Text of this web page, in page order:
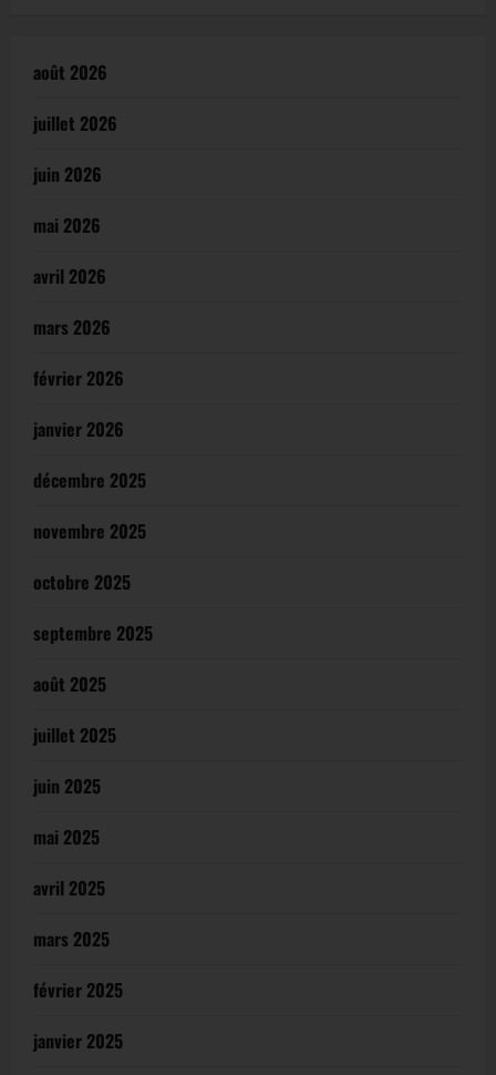
août 2026
juillet 2026
juin 2026
mai 2026
avril 2026
mars 2026
février 2026
janvier 2026
décembre 2025
novembre 2025
octobre 2025
septembre 2025
août 2025
juillet 2025
juin 2025
mai 2025
avril 2025
mars 2025
février 2025
janvier 2025